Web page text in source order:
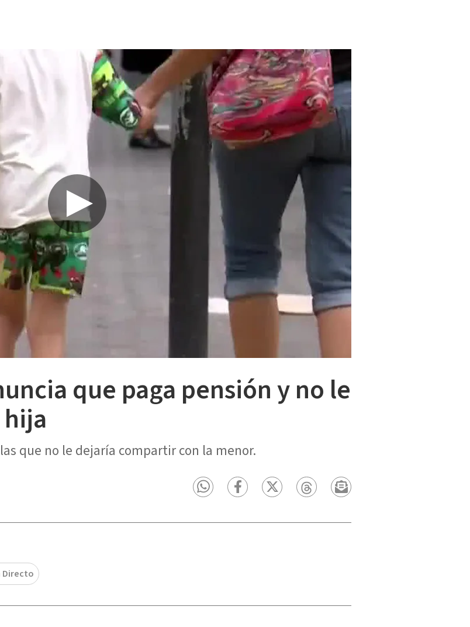
que paga pensión y no le
que no le dejaría compartir con la menor.
Directo